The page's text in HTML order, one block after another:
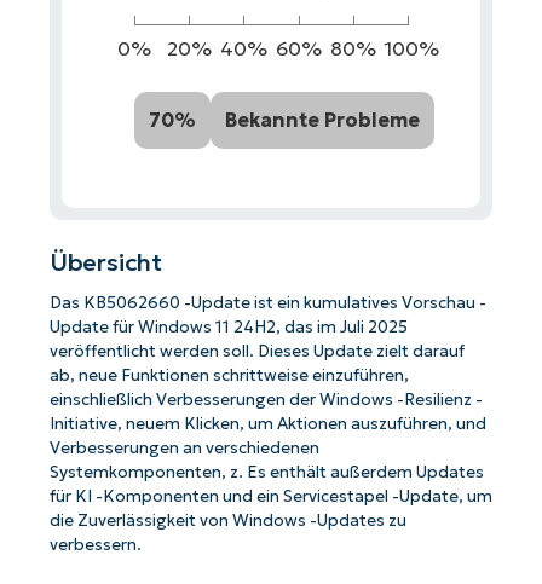
0% 20% 40% 60% 80% 100%
70% Bekannte Probleme
Übersicht
Das KB5062660 -Update ist ein kumulatives Vorschau -
Update für Windows 11 24H2, das im Juli 2025
veröffentlicht werden soll. Dieses Update zielt darauf
ab, neue Funktionen schrittweise einzuführen,
einschließlich Verbesserungen der Windows -Resilienz -
Initiative, neuem Klicken, um Aktionen auszuführen, und
Verbesserungen an verschiedenen
Systemkomponenten, z. Es enthält außerdem Updates
für KI -Komponenten und ein Servicestapel -Update, um
die Zuverlässigkeit von Windows -Updates zu
verbessern.